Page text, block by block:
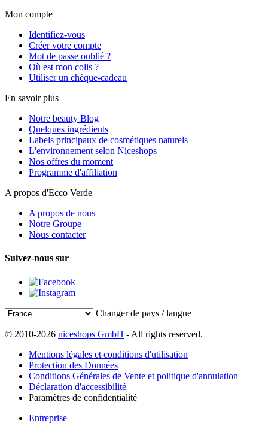
Mon compte
Identifiez-vous
Créer votre compte
Mot de passe oublié ?
Où est mon colis ?
Utiliser un chèque-cadeau
En savoir plus
Notre beauty Blog
Quelques ingrédients
Labels principaux de cosmétiques naturels
L'environnement selon Niceshops
Nos offres du moment
Programme d'affiliation
A propos d'Ecco Verde
A propos de nous
Notre Groupe
Nous contacter
Suivez-nous sur
Changer de pays / langue
© 2010-2026 niceshops GmbH - All rights reserved.
Mentions légales et conditions d'utilisation
Protection des Données
Conditions Générales de Vente et politique d'annulation
Déclaration d'accessibilité
Paramètres de confidentialité
Entreprise